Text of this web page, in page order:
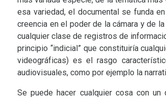
esa variedad, el documental se funda
creencia en el poder de la cámara y de
cualquier clase de registros de
principio “indicial” que constituiría
videográficas) es el rasgo
audiovisuales, como por ejemplo la
Se puede hacer cualquier cosa con